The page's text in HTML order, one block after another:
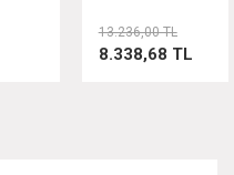
8.338,68 TL
13.236,00 TL